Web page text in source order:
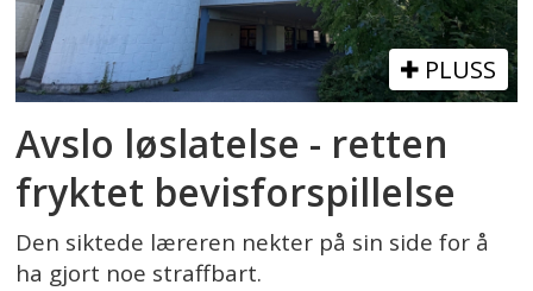
PLUSS
Avslo løslatelse - retten
fryktet bevisforspillelse
Den siktede læreren nekter på sin side for å
ha gjort noe straffbart.